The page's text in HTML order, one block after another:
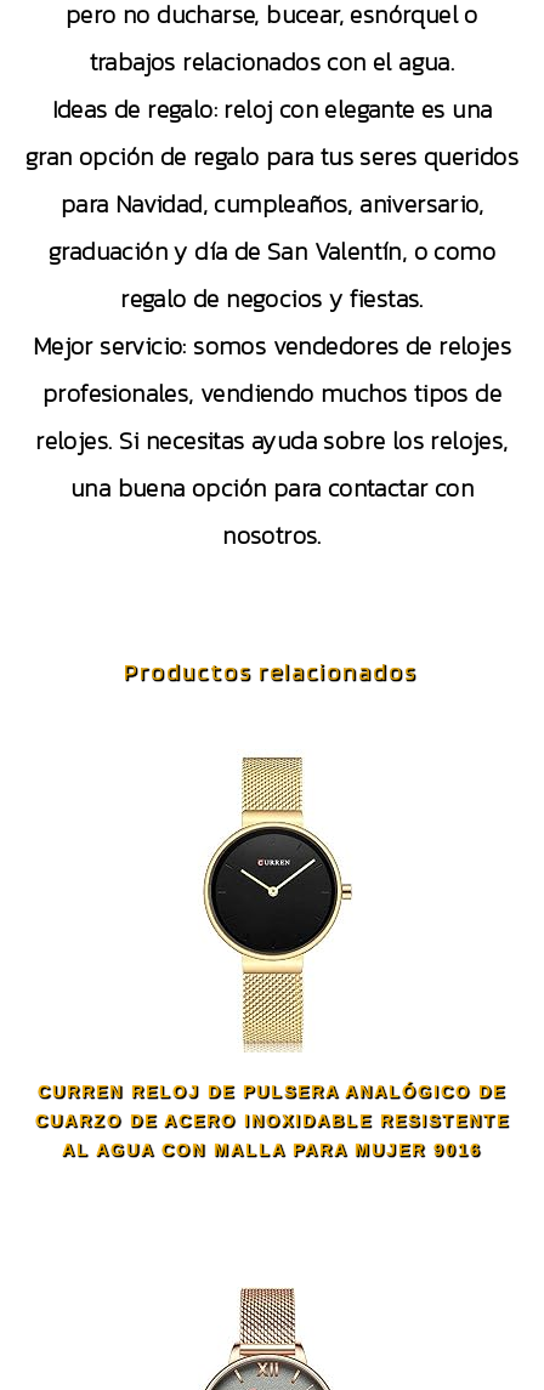
pero no ducharse, bucear, esnórquel o
trabajos relacionados con el agua.
Ideas de regalo: reloj con elegante es una
gran opción de regalo para tus seres queridos
para Navidad, cumpleaños, aniversario,
graduación y día de San Valentín, o como
regalo de negocios y fiestas.
Mejor servicio: somos vendedores de relojes
profesionales, vendiendo muchos tipos de
relojes. Si necesitas ayuda sobre los relojes,
una buena opción para contactar con
nosotros.
Productos relacionados
CURREN RELOJ DE PULSERA ANALÓGICO DE
CUARZO DE ACERO INOXIDABLE RESISTENTE
AL AGUA CON MALLA PARA MUJER 9016